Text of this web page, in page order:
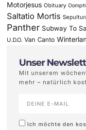
Motorjesus Obituary
Saltatio Mortis
Panther Subway To
U.D.O. Van Canto
Unser
Mit unserem
mehr – natürlich
Ich möchte den